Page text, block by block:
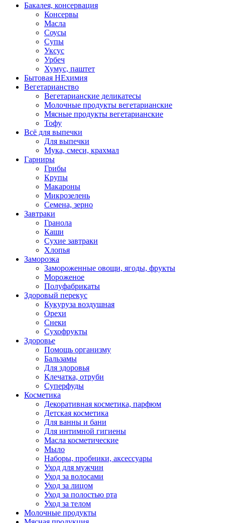
Бакалея, консервация
Консервы
Масла
Соусы
Супы
Уксус
Урбеч
Хумус, паштет
Бытовая НЕхимия
Вегетарианство
Вегетарианские деликатесы
Молочные продукты вегетарианские
Мясные продукты вегетарианские
Тофу
Всё для выпечки
Для выпечки
Мука, смеси, крахмал
Гарниры
Грибы
Крупы
Макароны
Микрозелень
Семена, зерно
Завтраки
Гранола
Каши
Сухие завтраки
Хлопья
Заморозка
Замороженные овощи, ягоды, фрукты
Мороженое
Полуфабрикаты
Здоровый перекус
Кукуруза воздушная
Орехи
Снеки
Сухофрукты
Здоровье
Помощь организму
Бальзамы
Для здоровья
Клечатка, отруби
Суперфуды
Косметика
Декоративная косметика, парфюм
Детская косметика
Для ванны и бани
Для интимной гигиены
Масла косметические
Мыло
Наборы, пробники, аксессуары
Уход для мужчин
Уход за волосами
Уход за лицом
Уход за полостью рта
Уход за телом
Молочные продукты